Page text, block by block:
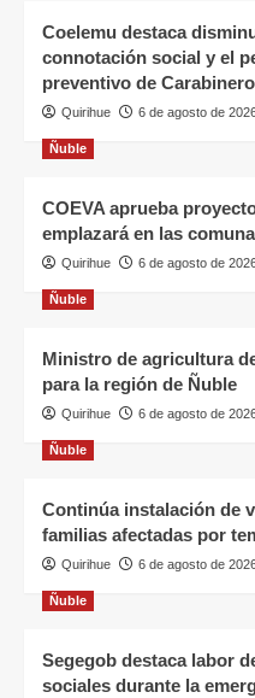
Coelemu destaca
connotación social y el
preventivo de
Quirihue 6 de agosto de
Ñuble
COEVA aprueba
emplazará en las
Quirihue 6 de agosto de
Ñuble
Ministro de agricultura
para la región de Ñuble
Quirihue 6 de agosto de
Ñuble
Continúa instalación de
familias afectadas por
Quirihue 6 de agosto de
Ñuble
Segegob destaca labor
sociales durante la